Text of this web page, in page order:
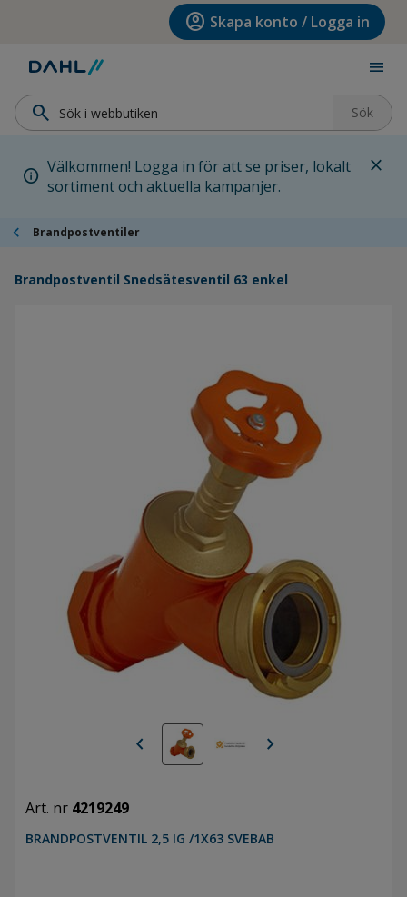
Hoppa till huvudinnehållet account_circle Skapa konto / Logga in
menu
search Sök
info Välkommen! Logga in för att se priser, lokalt
sortiment och aktuella kampanjer.
close
chevron_left Brandpostventiler
Brandpostventil Snedsätesventil 63 enkel
chevron_left chevron_right
Art. nr 4219249
BRANDPOSTVENTIL 2,5 IG /1X63 SVEBAB